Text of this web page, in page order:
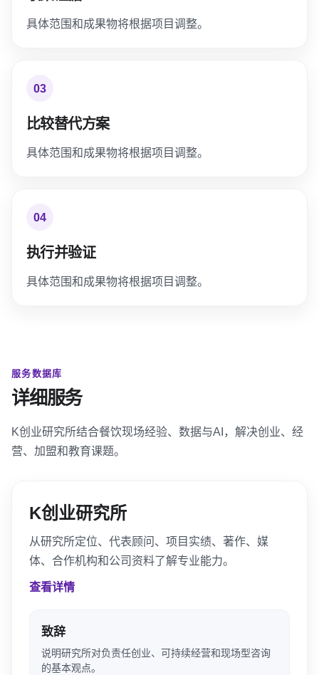
具体范围和成果物将根据项目调整。
03
比较替代方案
具体范围和成果物将根据项目调整。
04
执行并验证
具体范围和成果物将根据项目调整。
服务数据库
详细服务
K创业研究所结合餐饮现场经验、数据与AI，解决创业、经
营、加盟和教育课题。
K创业研究所
从研究所定位、代表顾问、项目实绩、著作、媒
体、合作机构和公司资料了解专业能力。
查看详情
致辞
说明研究所对负责任创业、可持续经营和现场型咨询
的基本观点。